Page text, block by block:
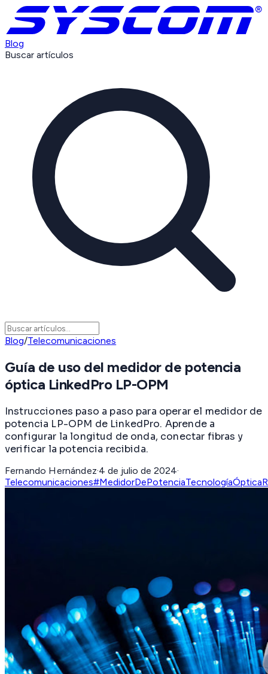
Blog
Buscar artículos
Blog/Telecomunicaciones
Guía de uso del medidor de potencia
óptica LinkedPro LP-OPM
Instrucciones paso a paso para operar el medidor de
potencia LP-OPM de LinkedPro. Aprende a
configurar la longitud de onda, conectar fibras y
verificar la potencia recibida.
Fernando Hernández·4 de julio de 2024·
Telecomunicaciones#MedidorDePotenciaTecnologíaÓptica